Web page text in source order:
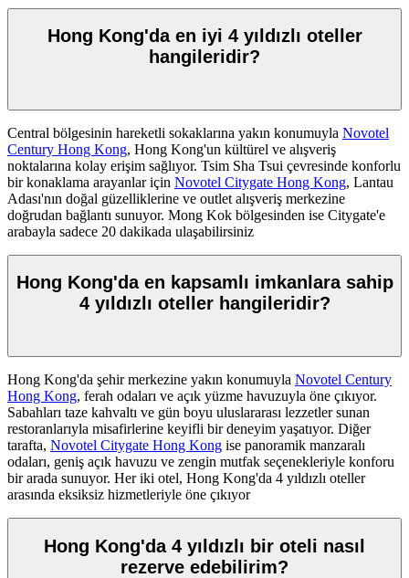
Hong Kong'da en iyi 4 yıldızlı oteller
hangileridir?
Central bölgesinin hareketli sokaklarına yakın konumuyla Novotel
Century Hong Kong, Hong Kong'un kültürel ve alışveriş
noktalarına kolay erişim sağlıyor. Tsim Sha Tsui çevresinde konforlu
bir konaklama arayanlar için Novotel Citygate Hong Kong, Lantau
Adası'nın doğal güzelliklerine ve outlet alışveriş merkezine
doğrudan bağlantı sunuyor. Mong Kok bölgesinden ise Citygate'e
arabayla sadece 20 dakikada ulaşabilirsiniz
Hong Kong'da en kapsamlı imkanlara sahip
4 yıldızlı oteller hangileridir?
Hong Kong'da şehir merkezine yakın konumuyla Novotel Century
Hong Kong, ferah odaları ve açık yüzme havuzuyla öne çıkıyor.
Sabahları taze kahvaltı ve gün boyu uluslararası lezzetler sunan
restoranlarıyla misafirlerine keyifli bir deneyim yaşatıyor. Diğer
tarafta, Novotel Citygate Hong Kong ise panoramik manzaralı
odaları, geniş açık havuzu ve zengin mutfak seçenekleriyle konforu
bir arada sunuyor. Her iki otel, Hong Kong'da 4 yıldızlı oteller
arasında eksiksiz hizmetleriyle öne çıkıyor
Hong Kong'da 4 yıldızlı bir oteli nasıl
rezerve edebilirim?